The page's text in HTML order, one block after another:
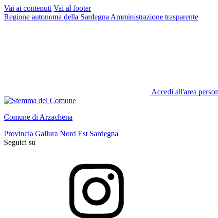
Vai ai contenuti Vai al footer
Regione autonoma della Sardegna Amministrazione trasparente
Accedi all'area
Comune di Arzachena
Provincia Gallura Nord Est Sardegna
Seguici su